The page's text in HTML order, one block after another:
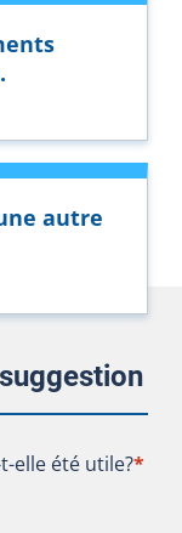
autre
t-elle été utile?
elle été utile?*